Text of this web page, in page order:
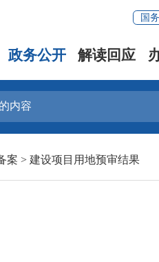
国
政务公开 解读回应
案 > 建设项目用地预审结果